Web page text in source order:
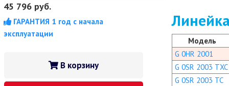
45 796 руб.
ГАРАНТИЯ 1 год с начала
эксплуатации
В корзину
Модель
G 0HR 2001
G 0SR 2003 TXC
G 0SR 2003 TC